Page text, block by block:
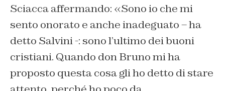
Sciacca affermando: «Sono io che mi
sento onorato e anche inadeguato – ha
detto Salvini -: sono l’ultimo dei buoni
cristiani. Quando don Bruno mi ha
proposto questa cosa gli ho detto di stare